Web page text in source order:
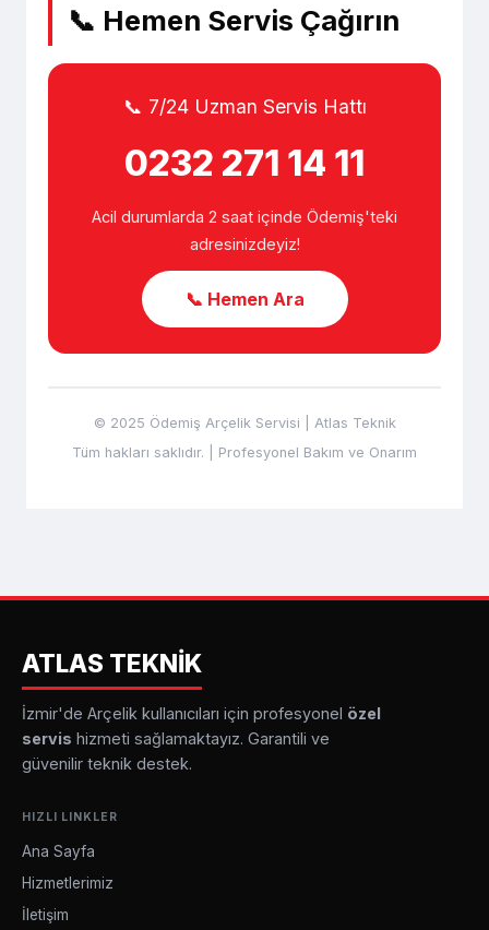
📞 Hemen Servis Çağırın
📞 7/24 Uzman Servis Hattı
0232 271 14 11
Acil durumlarda 2 saat içinde Ödemiş'teki
adresinizdeyiz!
📞 Hemen Ara
© 2025 Ödemiş Arçelik Servisi | Atlas Teknik
Tüm hakları saklıdır. | Profesyonel Bakım ve Onarım
ATLAS TEKNİK
İzmir'de Arçelik kullanıcıları için profesyonel özel
servis hizmeti sağlamaktayız. Garantili ve
güvenilir teknik destek.
HIZLI LINKLER
Ana Sayfa
Hizmetlerimiz
İletişim